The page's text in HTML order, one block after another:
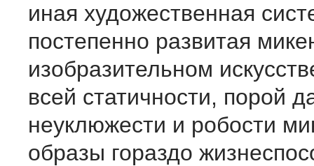
иная художественная
постепенно развитая
изобразительном
всей статичности, порой
неуклюжести и робости
образы гораздо